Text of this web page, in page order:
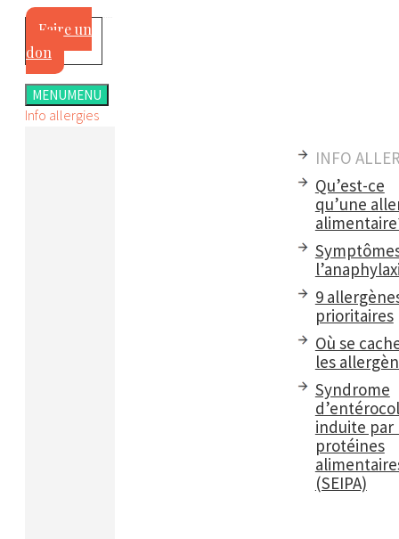
Faire un
don
MENUMENU
Info allergies
INFO
Qu’est-ce
qu’une
9
prioritaires
Où se
les
Syndrome
induite par
protéines
(SEIPA)